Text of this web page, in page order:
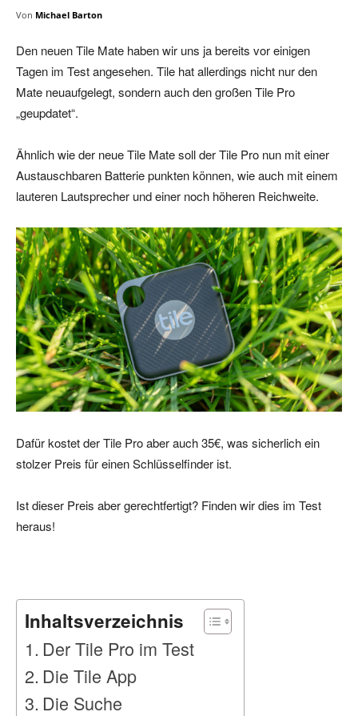
Von Michael Barton
Den neuen Tile Mate haben wir uns ja bereits vor einigen
Tagen im Test angesehen. Tile hat allerdings nicht nur den
Mate neuaufgelegt, sondern auch den großen Tile Pro
„geupdatet“.
Ähnlich wie der neue Tile Mate soll der Tile Pro nun mit einer
Austauschbaren Batterie punkten können, wie auch mit einem
lauteren Lautsprecher und einer noch höheren Reichweite.
Dafür kostet der Tile Pro aber auch 35€, was sicherlich ein
stolzer Preis für einen Schlüsselfinder ist.
Ist dieser Preis aber gerechtfertigt? Finden wir dies im Test
heraus!
Inhaltsverzeichnis
Der Tile Pro im Test
Die Tile App
Die Suche